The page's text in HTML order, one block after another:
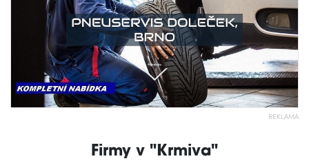
REKLAMA
Firmy v "Krmiva"